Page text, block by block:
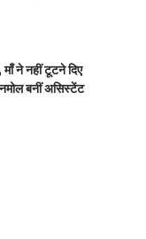
माँ ने नहीं टूटने दिए
बनीं असिस्टेंट